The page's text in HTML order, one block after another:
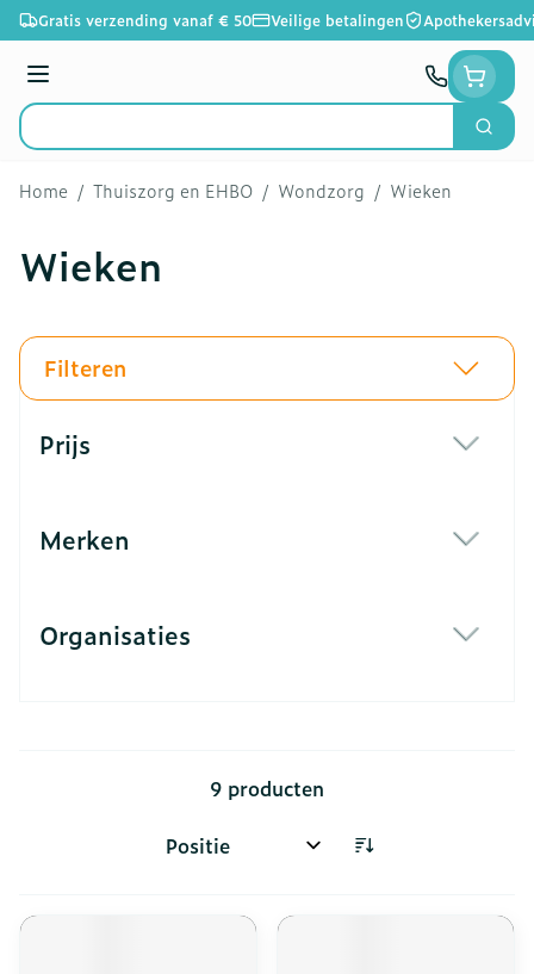
Ga naar de inhoud
Gratis verzending vanaf € 50 Veilige betalingen
Menu
Product, merk, categorie...
Zoek
Home / Thuiszorg en EHBO / Wondzorg / Wieken
Wieken
Filteren
Prijs
Merken
Organisaties
9 producten
Sorteer op: